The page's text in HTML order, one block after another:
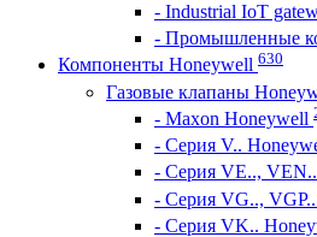
- Industrial IoT
- Промышленные
Компоненты Honeywell 630
Газовые клапаны
- Maxon Honeywell
- Серия V..
- Серия VE..,
- Серия VG..,
- Серия VK..